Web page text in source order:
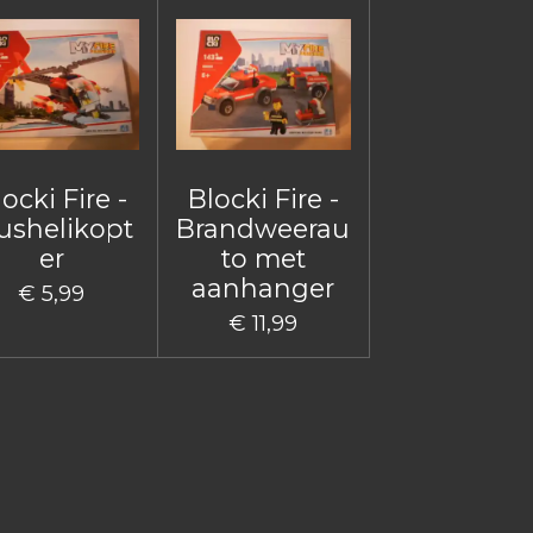
Fire -
er
€ 5,99
Blocki Fire -
Brandweerau
to met
aanhanger
€ 11,99